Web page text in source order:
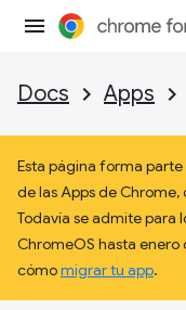
Docs Apps
Esta página forma
de las Apps de
Todavía se admite para
ChromeOS hasta
cómomigrar tu app.